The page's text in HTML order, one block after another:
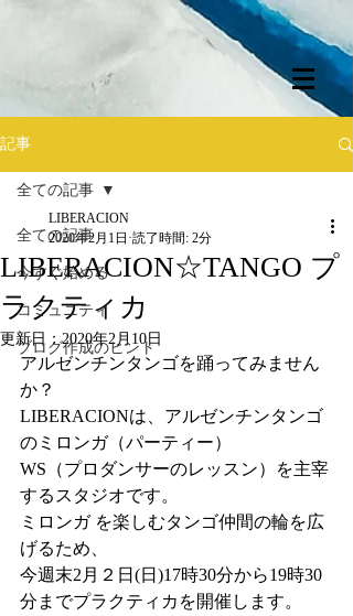
記事
全ての記事
今すぐ始める
コミュニティ
ブログ作成のヒント
全ての記事
LIBERACION☆TANGO プ
ラクティカ
LIBERACION
2020年2月1日 読了時間: 2分
更新日：2020年2月10日
アルゼンチンタンゴを踊ってみません
か？
LIBERACIONは、アルゼンチンタンゴ
のミロンガ（パーティー）
WS（プロダンサーのレッスン）を主宰
するスタジオです。
ミロンガ を楽しむタンゴ仲間の輪を広
げるため、
今週末2月２日(日)17時30分から19時30
分までプラクティカを開催します。